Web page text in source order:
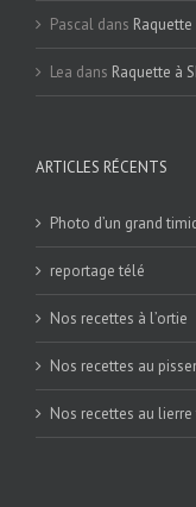
Pascal dans
Lea dans Raquette à
ARTICLES RÉCENTS
Photo d’un grand
reportage télé
Nos recettes à l’ortie
Nos recettes au
Nos recettes au lierre